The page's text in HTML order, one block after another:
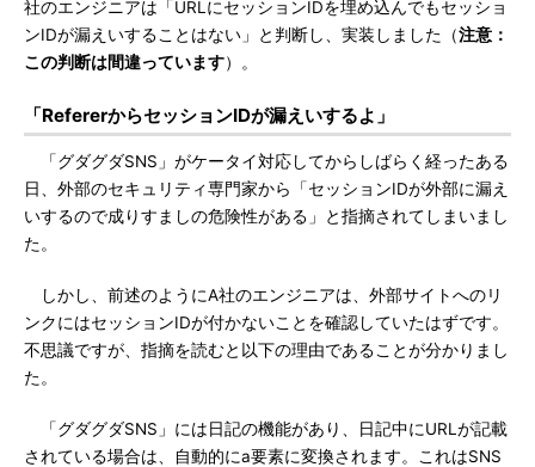
社のエンジニアは「URLにセッションIDを埋め込んでもセッショ
ンIDが漏えいすることはない」と判断し、実装しました（注意：
この判断は間違っています）。
「RefererからセッションIDが漏えいするよ」
「グダグダSNS」がケータイ対応してからしばらく経ったある
日、外部のセキュリティ専門家から「セッションIDが外部に漏え
いするので成りすましの危険性がある」と指摘されてしまいまし
た。
しかし、前述のようにA社のエンジニアは、外部サイトへのリ
ンクにはセッションIDが付かないことを確認していたはずです。
不思議ですが、指摘を読むと以下の理由であることが分かりまし
た。
「グダグダSNS」には日記の機能があり、日記中にURLが記載
されている場合は、自動的にa要素に変換されます。これはSNS